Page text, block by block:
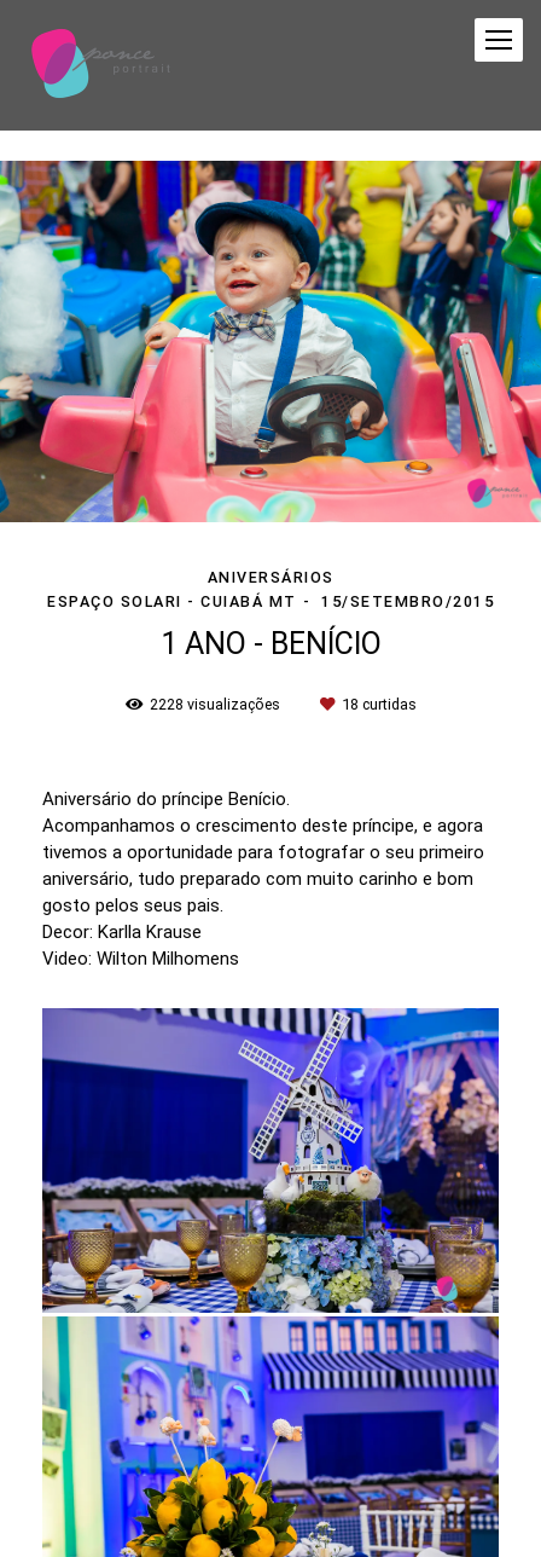
ANIVERSÁRIOS
ESPAÇO SOLARI - CUIABÁ MT
15/SETEMBRO/2015
1 ANO - BENÍCIO
2228 visualizações 18 curtidas
Aniversário do príncipe Benício.
Acompanhamos o crescimento deste príncipe, e agora
tivemos a oportunidade para fotografar o seu primeiro
aniversário, tudo preparado com muito carinho e bom
gosto pelos seus pais.
Decor: Karlla Krause
Video: Wilton Milhomens